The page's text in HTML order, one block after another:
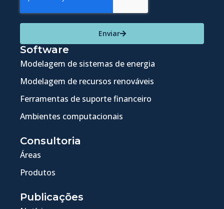
Enviar
Software
Modelagem de sistemas de energia
Modelagem de recursos renováveis
Ferramentas de suporte financeiro
Ambientes computacionais
Consultoria
Áreas
Produtos
Publicações